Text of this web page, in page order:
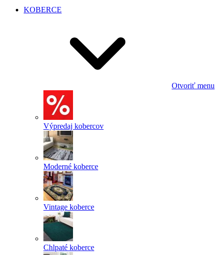
KOBERCE
Otvoriť menu
Výpredaj kobercov
Moderné koberce
Vintage koberce
Chlpaté koberce